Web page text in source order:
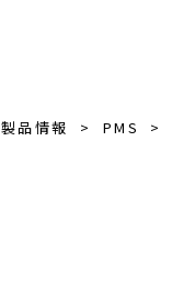
製品情報 PMS